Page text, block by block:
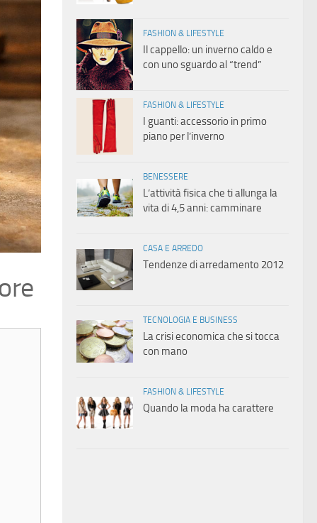
FASHION & LIFESTYLE
Il cappello: un inverno caldo e
con uno sguardo al “trend”
FASHION & LIFESTYLE
I guanti: accessorio in primo
piano per l’inverno
BENESSERE
L’attività fisica che ti allunga la
vita di 4,5 anni: camminare
CASA E ARREDO
Tendenze di arredamento 2012
TECNOLOGIA E BUSINESS
La crisi economica che si tocca
con mano
FASHION & LIFESTYLE
Quando la moda ha carattere